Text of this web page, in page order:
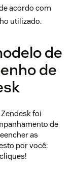
acordo com
utilizado.
de
de
foi
de
as
por você: